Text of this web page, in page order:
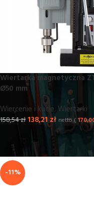
Wiertarka magnetyczna
Ø50 mm
Wiercenie i kucie, Wiertarki
158,54zł138,21zł netto (
-11%